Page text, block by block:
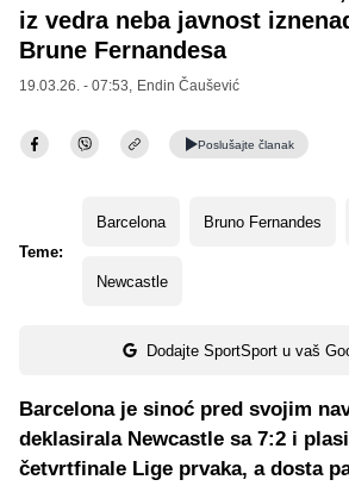
iz vedra neba javnost
Brune Fernandesa
19.03.26. - 07:53, Endin Čaušević
Poslušajte članak
Teme:
Barcelona Bruno Fernandes
Newcastle
Dodajte SportSport u vaš
Barcelona je sinoć pred svojim
deklasirala Newcastle sa 7:2 i
četvrtfinale Lige prvaka, a dosta